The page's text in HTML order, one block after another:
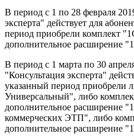
В период с 1 по 28 февраля
эксперта" действует для
период приобрели комплект
дополнительное расширение
В период с 1 марта по 30
"Консультация эксперта"
указанный период приобрели
Универсальный", либо
дополнительное расширение
коммерческих ЭТП", либо
дополнительное расширение